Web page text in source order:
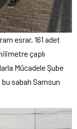
esrar, 161 adet
çaplı
Mücadele Şube
sabah Samsun